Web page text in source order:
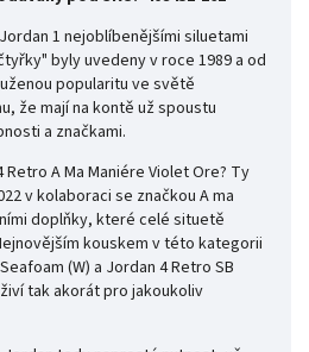
1 nejoblíbenějšími siluetami
byly uvedeny v roce 1989 a od
popularitu ve světě
že mají na kontě už spoustu
a značkami.
A Ma Maniére Violet Ore? Ty
v kolaboraci se značkou A ma
doplňky, které celé situetě
kouskem v této kategorii
(W) a Jordan 4 Retro SB
tak akorát pro jakoukoliv